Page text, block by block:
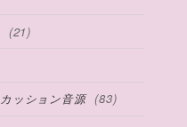
(21)
ッション音源 (83)